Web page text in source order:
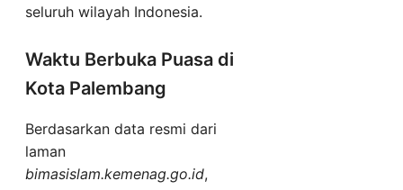
seluruh wilayah Indonesia.
Waktu Berbuka Puasa di
Kota Palembang
Berdasarkan data resmi dari
laman
bimasislam.kemenag.go.id,